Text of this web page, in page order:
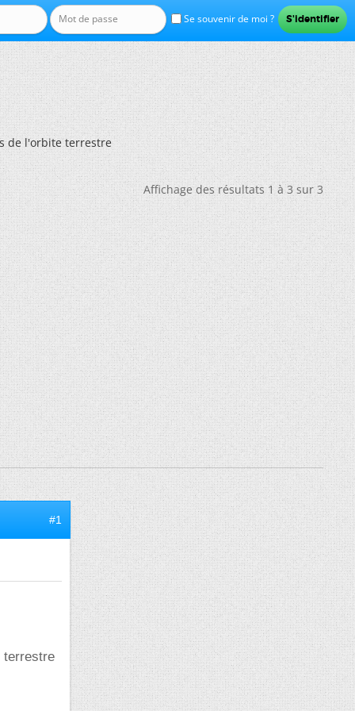
Se souvenir de moi ?
de l'orbite terrestre
Affichage des résultats 1 à 3 sur 3
#1
terrestre